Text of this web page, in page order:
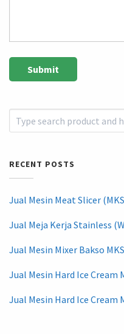
RECENT POSTS
Jual Mesin Meat Slicer
Jual Meja Kerja Stainless
Jual Mesin Mixer Bakso
Jual Mesin Hard Ice Cream
Jual Mesin Hard Ice Cream